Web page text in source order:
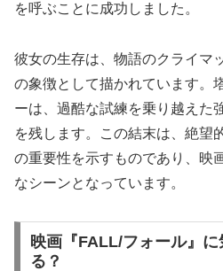
を呼ぶことに成功しました。
彼女の生存は、物語のクライマ
の象徴として描かれています。
ーは、過酷な試練を乗り越えた
を残します。この結末は、絶望
の重要性を示すものであり、映
なシーンとなっています。
映画『FALL/フォール』
る？